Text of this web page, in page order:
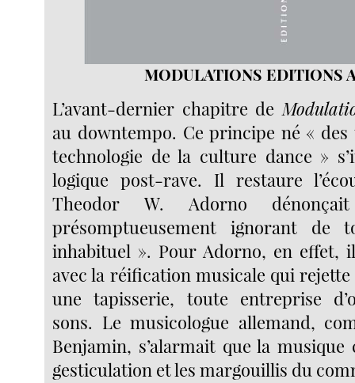
MODULATIONS EDITIONS
L’avant-dernier chapitre de
au downtempo. Ce principe né « des
technologie de la culture dance »
logique post-rave. Il restaure
Theodor W. Adorno
présomptueusement ignorant
inhabituel ». Pour Adorno, en effet,
avec la réification musicale qui
une tapisserie, toute entreprise
sons. Le musicologue allemand,
Benjamin, s’alarmait que la musique
gesticulation et les margouillis du